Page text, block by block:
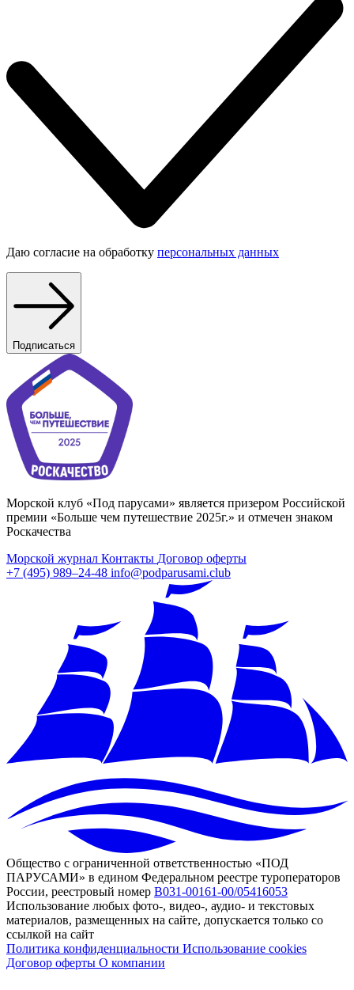
Даю согласие на обработку персональных данных
Подписаться
Морской клуб «Под парусами» является призером Российской
премии «Больше чем путешествие 2025г.» и отмечен знаком
Роскачества
Морской журнал Контакты Договор оферты
+7 (495) 989–24-48 info@podparusami.club
Общество с ограниченной ответственностью «ПОД
ПАРУСАМИ» в едином Федеральном реестре туроператоров
России, реестровый номер В031-00161-00/05416053
Использование любых фото-, видео-, аудио- и текстовых
материалов, размещенных на сайте, допускается только со
ссылкой на сайт
Политика конфиденциальности Использование cookies
Договор оферты О компании